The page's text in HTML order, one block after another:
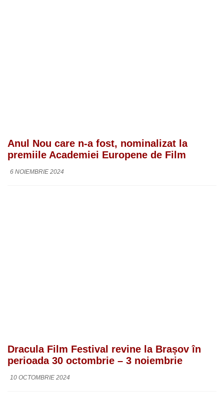
Anul Nou care n-a fost, nominalizat la
premiile Academiei Europene de Film
6 NOIEMBRIE 2024
Dracula Film Festival revine la Brașov în
perioada 30 octombrie – 3 noiembrie
10 OCTOMBRIE 2024